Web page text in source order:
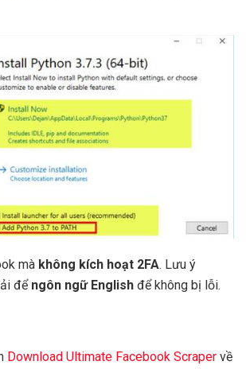
mà không kích hoạt 2FA. Lưu ý
để ngôn ngữ English để không bị lỗi.
Download Ultimate Facebook Scraper về